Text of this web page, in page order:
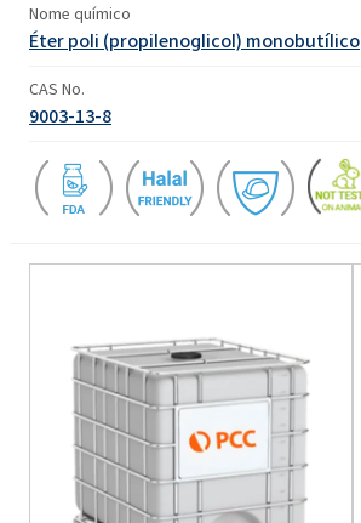
Nome químico
Éter poli (propilenoglicol) monobutílico
CAS No.
9003-13-8